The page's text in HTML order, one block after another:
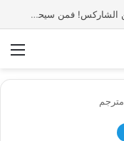
أسنان ستور.. مشروع أشعل المنافسة بين الشاركس! فمن سيحسم الصفقة في النهاية؟ |شارك تانك العراق